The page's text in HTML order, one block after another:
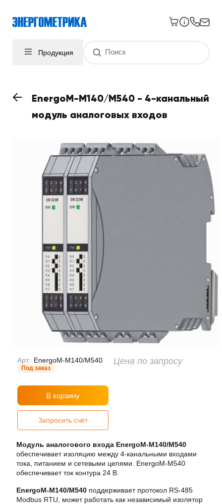
Продукция
EnergoM-M140/M540 - 4-канальный
модуль аналоговых входов
Арт.: EnergoM-M140/M540
Под заказ
Цена по запросу
В корзину
Запросить счёт
Модуль аналогового входа EnergoM-M140/M540
обеспечивает изоляцию между 4-канальными входами
тока, питанием и сетевыми цепями. EnergoM-M540
обеспечивает ток контура 24 В.
EnergoM-M140/M540 поддерживает протокол RS-485
Modbus RTU, может работать как независимый изолятор